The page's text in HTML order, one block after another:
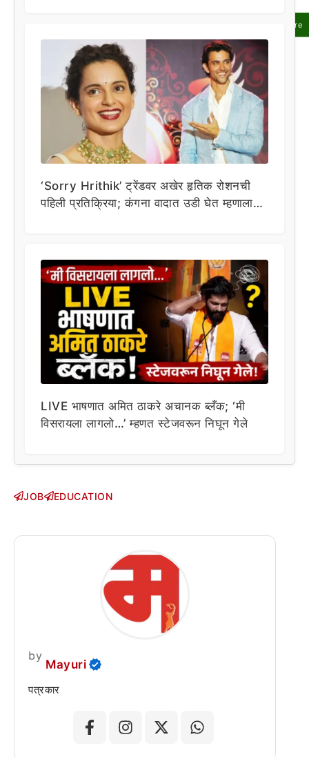
Share
‘Sorry Hrithik’ ट्रेंडवर अखेर हृतिक रोशनची
पहिली प्रतिक्रिया; कंगना वादात उडी घेत म्हणाला…
LIVE भाषणात अमित ठाकरे अचानक ब्लँक; ‘मी
विसरायला लागलो…’ म्हणत स्टेजवरून निघून गेले
JOB EDUCATION
by
Mayuri
पत्रकार